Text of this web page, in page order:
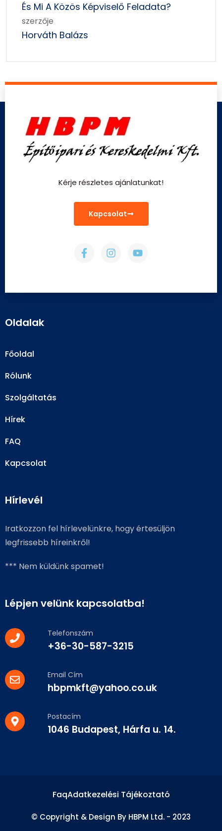
És Mi A Közös Képviselő Feladata?
szerzője
Horváth Balázs
Kérje részletes ajánlatunkat!
Kapcsolat
Oldalak
Főoldal
Rólunk
Szolgáltatás
Hírek
FAQ
Kapcsolat
Hírlevél
Iratkozzon fel hírlevelünkre, hogy értesüljön
legfrissebb híreinkről!
*** Nem küldünk spamet!
Lépjen velünk kapcsolatba!
Telefonszám
+36-30-587-3215
Email Cím
hbpmkft@yahoo.co.uk
Postacím
1046 Budapest, Hárfa u. 14.
© Copyright & Design By HBPM Ltd. - 2023
FaqAdatkezelési Tájékoztató